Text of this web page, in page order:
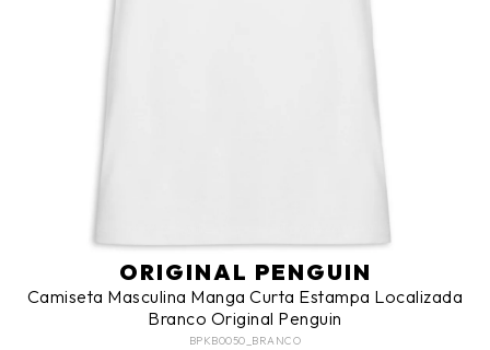
ORIGINAL PENGUIN
Camiseta Masculina Manga Curta Estampa Localizada
Branco Original Penguin
BPKB0050_BRANCO